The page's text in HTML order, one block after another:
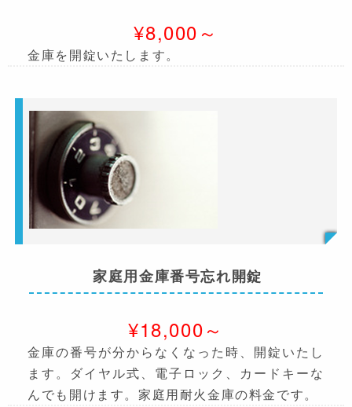
¥8,000～
金庫を開錠いたします。
家庭用金庫番号忘れ開錠
¥18,000～
金庫の番号が分からなくなった時、開錠いたし
ます。ダイヤル式、電子ロック、カードキーな
んでも開けます。家庭用耐火金庫の料金です。